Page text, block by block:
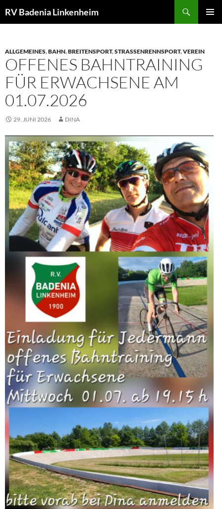
Inhalt
RV Badenia Linkenheim
ALLGEMEINES,BAHN,BREITENSPORT,STRASSENRENNSPORT ,VEREIN
OFFENES BAHNTRAINING
FÜR ERWACHSENE AM
01.07.2026
29. JUNI 2026 DINA